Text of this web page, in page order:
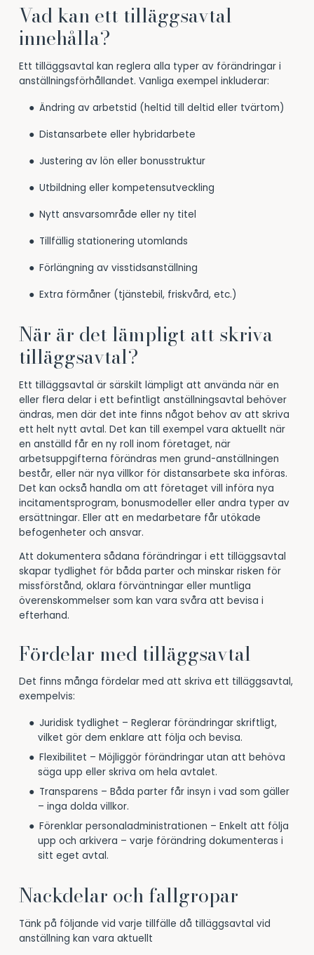
Vad kan ett tilläggsavtal
innehålla?
Ett tilläggsavtal kan reglera alla typer av förändringar i
anställningsförhållandet. Vanliga exempel inkluderar:
Ändring av arbetstid (heltid till deltid eller tvärtom)
Distansarbete eller hybridarbete
Justering av lön eller bonusstruktur
Utbildning eller kompetensutveckling
Nytt ansvarsområde eller ny titel
Tillfällig stationering utomlands
Förlängning av visstidsanställning
Extra förmåner (tjänstebil, friskvård, etc.)
När är det lämpligt att skriva
tilläggsavtal?
Ett tilläggsavtal är särskilt lämpligt att använda när en
eller flera delar i ett befintligt anställningsavtal behöver
ändras, men där det inte finns något behov av att skriva
ett helt nytt avtal. Det kan till exempel vara aktuellt när
en anställd får en ny roll inom företaget, när
arbetsuppgifterna förändras men grund-anställningen
består, eller när nya villkor för distansarbete ska införas.
Det kan också handla om att företaget vill införa nya
incitamentsprogram, bonusmodeller eller andra typer av
ersättningar. Eller att en medarbetare får utökade
befogenheter och ansvar.
Att dokumentera sådana förändringar i ett tilläggsavtal
skapar tydlighet för båda parter och minskar risken för
missförstånd, oklara förväntningar eller muntliga
överenskommelser som kan vara svåra att bevisa i
efterhand.
Fördelar med tilläggsavtal
Det finns många fördelar med att skriva ett tilläggsavtal,
exempelvis:
Juridisk tydlighet – Reglerar förändringar skriftligt,
vilket gör dem enklare att följa och bevisa.
Flexibilitet – Möjliggör förändringar utan att behöva
säga upp eller skriva om hela avtalet.
Transparens – Båda parter får insyn i vad som gäller
– inga dolda villkor.
Förenklar personaladministrationen – Enkelt att följa
upp och arkivera – varje förändring dokumenteras i
sitt eget avtal.
Nackdelar och fallgropar
Tänk på följande vid varje tillfälle då tilläggsavtal vid
anställning kan vara aktuellt